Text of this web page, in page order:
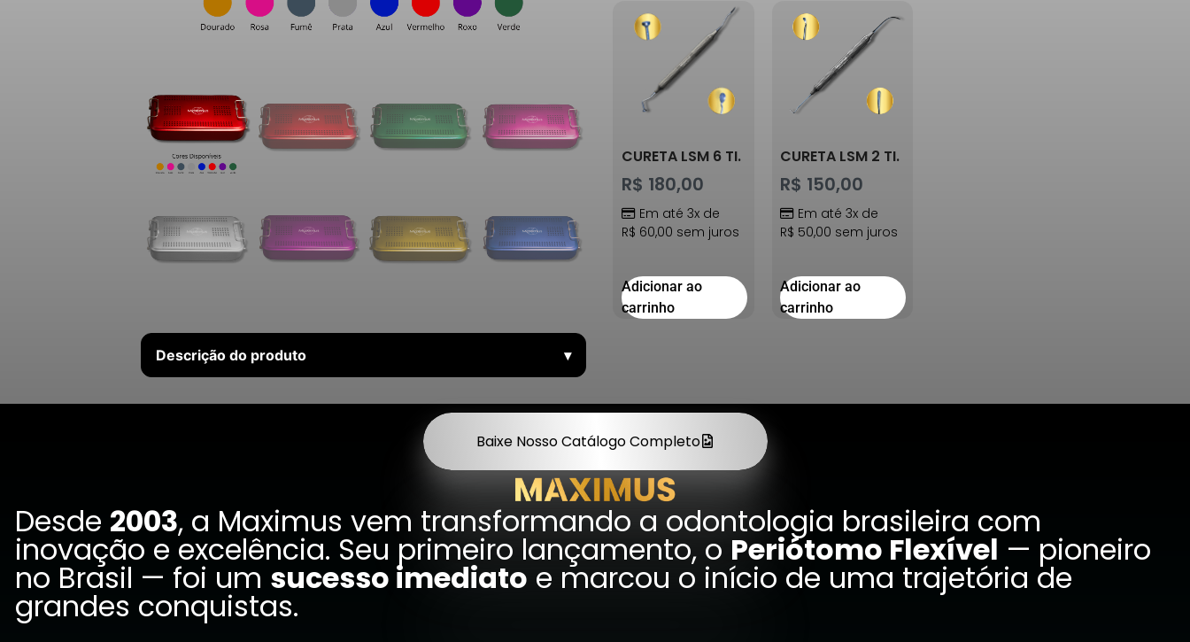
Descrição do produto ▾
CURETA LSM 6 TI.
R$ 180,00
Em até 3x de
R$ 60,00 sem juros
Adicionar ao
carrinho
CURETA LSM 2 TI.
R$ 150,00
Em até 3x de
R$ 50,00 sem juros
Adicionar ao
carrinho
Baixe Nosso Catálogo Completo
Desde 2003, a Maximus vem transformando a odontologia brasileira com
inovação e excelência. Seu primeiro lançamento, o Periótomo Flexível — pioneiro
no Brasil — foi um sucesso imediato e marcou o início de uma trajetória de
grandes conquistas.